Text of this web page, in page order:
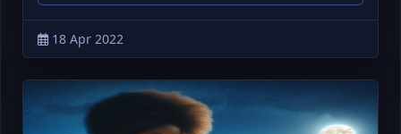
18 Apr 2022